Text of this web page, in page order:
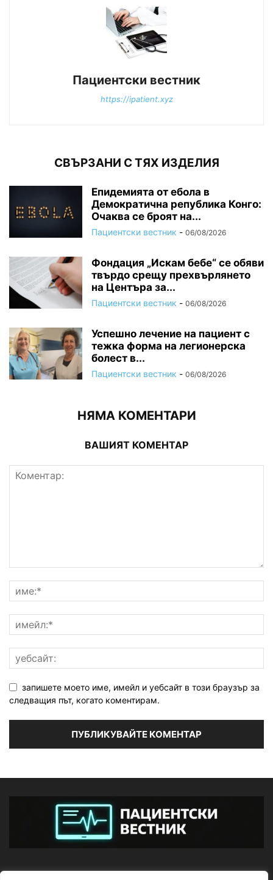
Пациентски вестник
https://ipatient.xyz
СВЪРЗАНИ С ТЯХ ИЗДЕЛИЯ
Епидемията от ебола в
Демократична република Конго:
Очаква се броят на...
Пациентски вестник - 06/08/2026
Фондация „Искам бебе“ се обяви
твърдо срещу прехвърлянето
на Центъра за...
Пациентски вестник - 06/08/2026
Успешно лечение на пациент с
тежка форма на легионерска
болест в...
Пациентски вестник - 06/08/2026
НЯМА КОМЕНТАРИ
ВАШИЯТ КОМЕНТАР
запишете моето име, имейл и уебсайт в този браузър за
следващия път, когато коментирам.